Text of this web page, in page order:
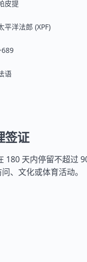
皮提
平洋法郎 (XPF)
语
签证
180 天内停留不超过
、文化或体育活动。